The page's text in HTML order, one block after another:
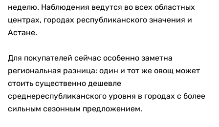
неделю. Наблюдения ведутся во всех областных
центрах, городах республиканского значения и
Астане.
Для покупателей сейчас особенно заметна
региональная разница: один и тот же овощ может
стоить существенно дешевле
среднереспубликанского уровня в городах с более
сильным сезонным предложением.